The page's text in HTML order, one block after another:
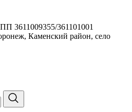
361101001
Каменский район, село